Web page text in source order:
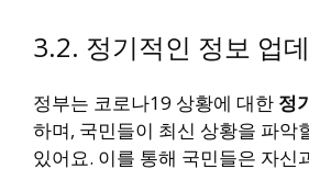
3.2. 정기적인 정보 업
정부는 코로나19 상황에 대한 정
하며, 국민들이 최신 상황을 파악
있어요. 이를 통해 국민들은 자신